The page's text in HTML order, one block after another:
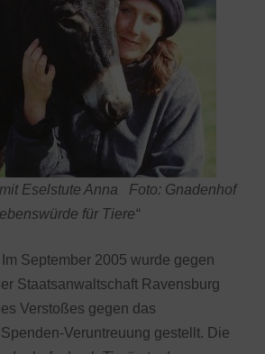
Eselstute Anna Foto: Gnadenhof
für Tiere“
September 2005 wurde gegen
Staatsanwaltschaft Ravensburg
Verstoßes gegen das
Veruntreuung gestellt. Die